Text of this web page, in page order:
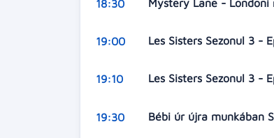
18:30
19:00 Les Sisters Sezonul 3 -
19:10 Les Sisters Sezonul 3 -
19:30 Bébi úr újra munkában